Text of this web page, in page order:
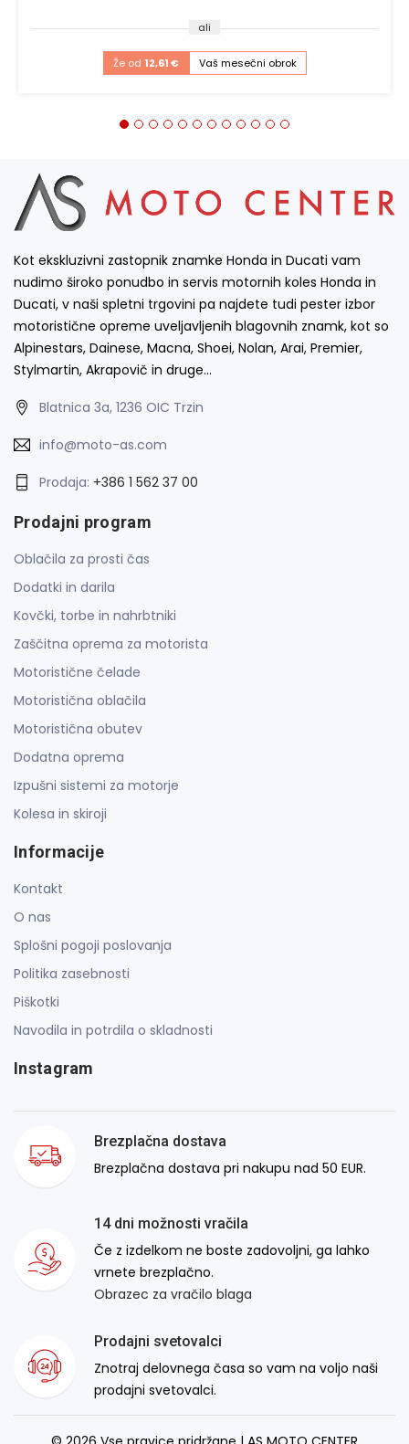
ali
Že od 12,61 € Vaš mesečni obrok
Kot ekskluzivni zastopnik znamke Honda in Ducati vam
nudimo široko ponudbo in servis motornih koles Honda in
Ducati, v naši spletni trgovini pa najdete tudi pester izbor
motoristične opreme uveljavljenih blagovnih znamk, kot so
Alpinestars, Dainese, Macna, Shoei, Nolan, Arai, Premier,
Stylmartin, Akrapovič in druge…
Blatnica 3a, 1236 OIC Trzin
info@moto-as.com
Prodaja: +386 1 562 37 00
Prodajni program
Oblačila za prosti čas
Dodatki in darila
Kovčki, torbe in nahrbtniki
Zaščitna oprema za motorista
Motoristične čelade
Motoristična oblačila
Motoristična obutev
Dodatna oprema
Izpušni sistemi za motorje
Kolesa in skiroji
Informacije
Kontakt
O nas
Splošni pogoji poslovanja
Politika zasebnosti
Piškotki
Navodila in potrdila o skladnosti
Instagram
Brezplačna dostava
Brezplačna dostava pri nakupu nad 50 EUR.
14 dni možnosti vračila
Če z izdelkom ne boste zadovoljni, ga lahko
vrnete brezplačno.
Obrazec za vračilo blaga
Prodajni svetovalci
Znotraj delovnega časa so vam na voljo naši
prodajni svetovalci.